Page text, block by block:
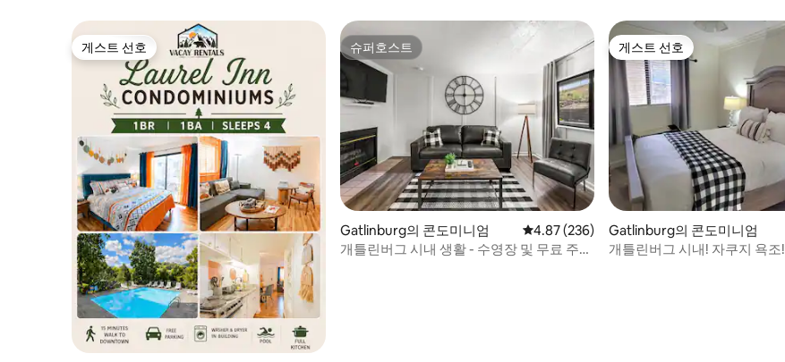
게스트 선호
게스트 선호 슈퍼호스트
슈퍼호스트
Gatlinburg의 콘도미니엄 평점 4.87점(5점 만점), 후기 236개
4.87 (236)
개틀린버그 시내 생활 - 수영장 및 무료 주
게스트 선호
게스트 선호
Gatlinburg의 콘도미니엄
개틀린버그 시내! 자쿠지 욕조!